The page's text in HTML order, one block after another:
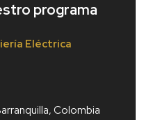
programa
Eléctrica
Colombia